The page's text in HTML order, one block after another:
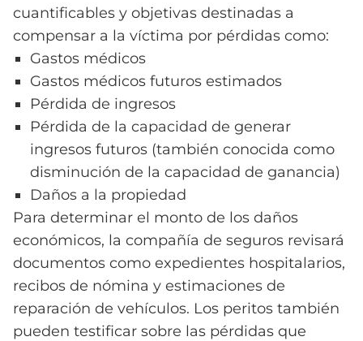
cuantificables y objetivas destinadas a
compensar a la víctima por pérdidas como:
Gastos médicos
Gastos médicos futuros estimados
Pérdida de ingresos
Pérdida de la capacidad de generar
ingresos futuros (también conocida como
disminución de la capacidad de ganancia)
Daños a la propiedad
Para determinar el monto de los daños
económicos, la compañía de seguros revisará
documentos como expedientes hospitalarios,
recibos de nómina y estimaciones de
reparación de vehículos. Los peritos también
pueden testificar sobre las pérdidas que